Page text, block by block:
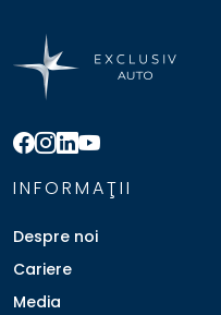
INFORMAŢII
Despre noi
Cariere
Media